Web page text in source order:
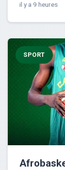
il y a 9 heures
SPORT